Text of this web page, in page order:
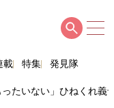
載 特集 発見隊
ったいない」ひねくれ